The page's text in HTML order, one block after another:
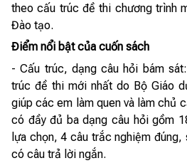
theo cấu trúc đề thi chương trình
Đào tạo.
Điểm nổi bật của cuốn sách
- Cấu trúc, dạng câu hỏi bám
trúc đề thi mới nhất do Bộ Giáo
giúp các em làm quen và làm chủ
có đầy đủ ba dạng câu hỏi gồm
lựa chọn, 4 câu trắc nghiệm
có câu trả lời ngắn.